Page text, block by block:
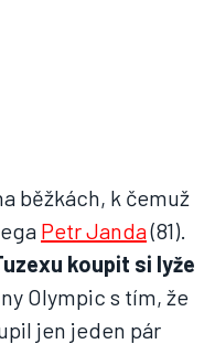
běžkách, k čemuž
Petr Janda(81).
koupit si lyže
Olympic s tím, že
jen jeden pár